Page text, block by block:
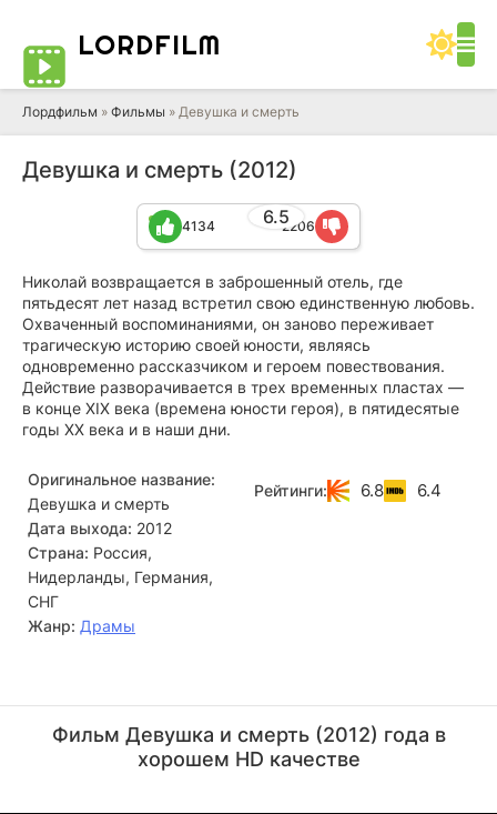
LORDFILM
Лордфильм » Фильмы » Девушка и смерть
Девушка и смерть (2012)
6.5
4134 2206
Николай возвращается в заброшенный отель, где
пятьдесят лет назад встретил свою единственную любовь.
Охваченный воспоминаниями, он заново переживает
трагическую историю своей юности, являясь
одновременно рассказчиком и героем повествования.
Действие разворачивается в трех временных пластах —
в конце XIX века (времена юности героя), в пятидесятые
годы XX века и в наши дни.
Оригинальное название:
Девушка и смерть
Дата выхода: 2012
Страна: Россия,
Нидерланды, Германия,
СНГ
Жанр: Драмы
Рейтинги: 6.8 6.4
(Old Nicolai)
(Nina)
Фильм Девушка и смерть (2012) года в
хорошем HD качестве